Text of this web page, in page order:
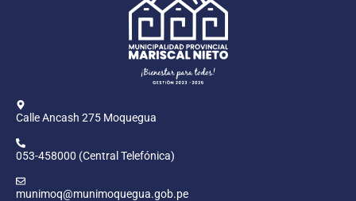
Calle Ancash 275 Moquegua
053-458000 (Central Telefónica)
munimoq@munimoquegua.gob.pe